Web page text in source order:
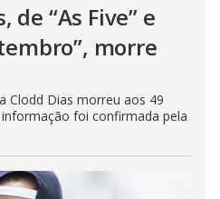
de “As Five” e
morre
Clodd Dias morreu aos 49
foi confirmada pela